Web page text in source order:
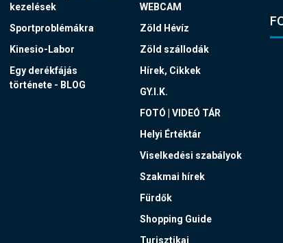
kezelések
Sportproblémákra
Kinesio-Labor
Egy derékfájás
története - BLOG
WEBCAM
Zöld Hévíz
Zöld szállodák
Hírek, Cikkek
GY.I.K.
FOTÓ | VIDEÓ TÁR
Helyi Értéktár
Viselkedési szabályok
Szakmai hírek
Fürdők
Shopping Guide
Turisztikai